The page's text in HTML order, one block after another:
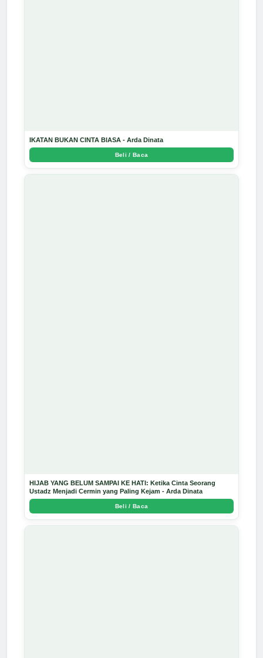
IKATAN BUKAN CINTA BIASA - Arda Dinata
Beli / Baca
HIJAB YANG BELUM SAMPAI KE HATI: Ketika Cinta Seorang
Ustadz Menjadi Cermin yang Paling Kejam - Arda Dinata
Beli / Baca